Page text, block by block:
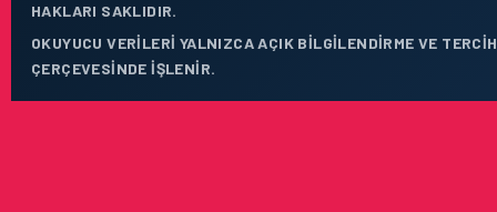
HAKLARI SAKLIDIR.
OKUYUCU VERILERI YALNIZCA AÇIK BILGILENDIRME VE
ÇERÇEVESINDE IŞLENIR.